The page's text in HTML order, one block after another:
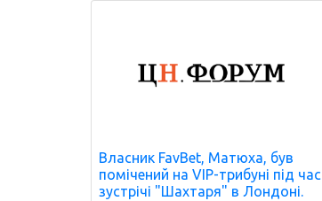
Власник FavBet, Матюха, був
помічений на VIP-трибуні під час
зустрічі "Шахтаря" в Лондоні.